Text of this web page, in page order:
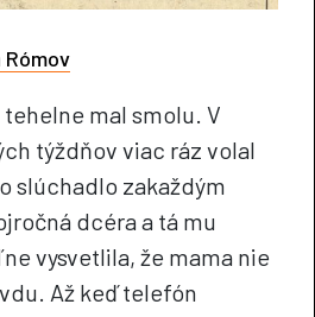
mal smolu. V
týždňov viac ráz volal
slúchadlo zakaždým
dcéra a tá mu
vysvetlila, že mama nie
Až keď telefón